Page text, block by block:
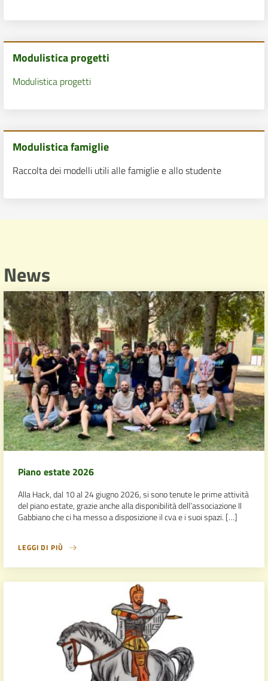
Modulistica progetti
Modulistica progetti
Modulistica famiglie
Raccolta dei modelli utili alle famiglie e allo studente
News
Piano estate 2026
Alla Hack, dal 10 al 24 giugno 2026, si sono tenute le prime attività
del piano estate, grazie anche alla disponibilità dell’associazione Il
Gabbiano che ci ha messo a disposizione il cva e i suoi spazi. […]
LEGGI DI PIÙ